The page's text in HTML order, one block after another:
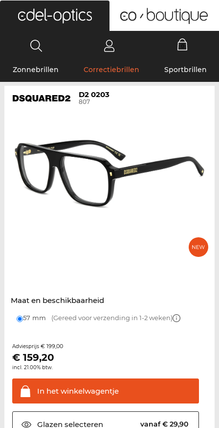
Zonnebrillen Correctiebrillen Sportbrillen
D2 0203
807
Maat en beschikbaarheid
57 mm (Gereed voor verzending in 1-2 weken)
Adviesprijs € 199,00
€ 159,20
incl. 21.00% btw.
In hetwinkelwagentje
Glazen selecteren vanaf € 29,90